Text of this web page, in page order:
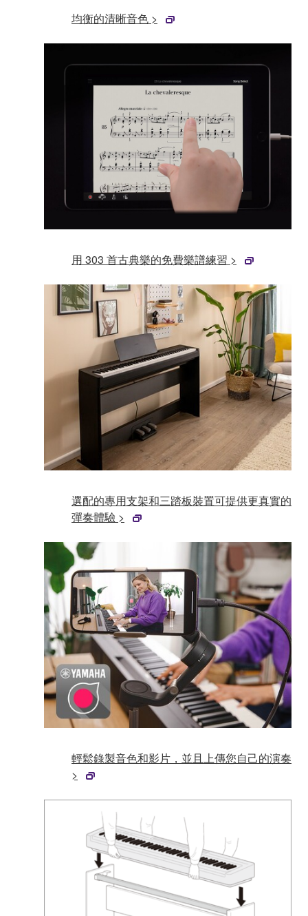
均衡的清晰音色 >
用 303 首古典樂的免費樂譜練習 >
選配的專用支架和三踏板裝置可提供更真實的
彈奏體驗 >
輕鬆錄製音色和影片，並且上傳您自己的演奏
>